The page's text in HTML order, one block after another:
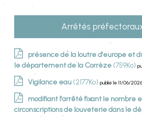
Arrêtés
présence de la loutre d'europe et
le département de la Corrèze (759Ko)
Vigilance eau (2177Ko) publié le 11/06/
modifiant l'arrêté fixant le nombre
circonscriptions de louveterie dans le